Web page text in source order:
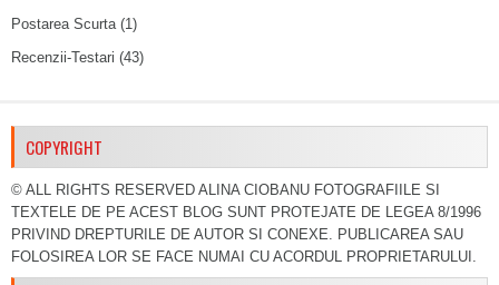
Postarea Scurta(1)
Recenzii-Testari (43)
COPYRIGHT
© ALL RIGHTS RESERVED ALINA CIOBANU FOTOGRAFIILE SI
TEXTELE DE PE ACEST BLOG SUNT PROTEJATE DE LEGEA 8/1996
PRIVIND DREPTURILE DE AUTOR SI CONEXE. PUBLICAREA SAU
FOLOSIREA LOR SE FACE NUMAI CU ACORDUL PROPRIETARULUI.